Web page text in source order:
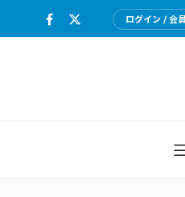
ログイン / 会